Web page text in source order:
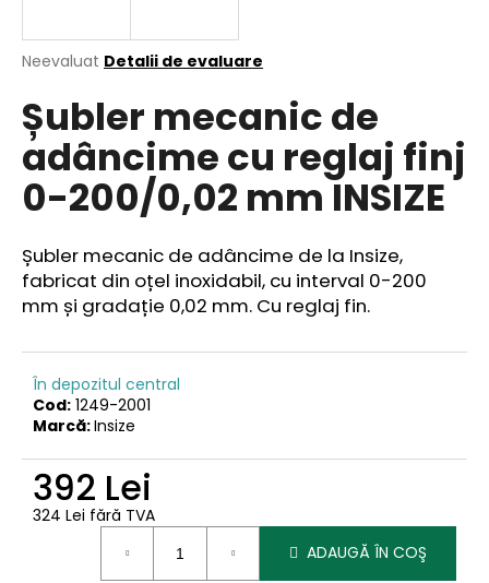
Evaluarea
a
produsului
este
0,0
din
5
Neevaluat Detalii de evaluare
Șubler mecanic de
adâncime cu reglaj finj
0-200/0,02 mm INSIZE
Șubler mecanic de adâncime de la Insize,
fabricat din oțel inoxidabil, cu interval 0-200
mm și gradație 0,02 mm. Cu reglaj fin.
În depozitul central
Cod: 1249-2001
Marcă:Insize
392 Lei
324 Lei fără TVA
ADAUGĂ ÎN COŞ
ă
r
e
c
o
a
n
d
m